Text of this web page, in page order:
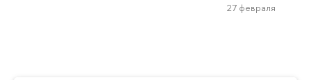
27 февраля